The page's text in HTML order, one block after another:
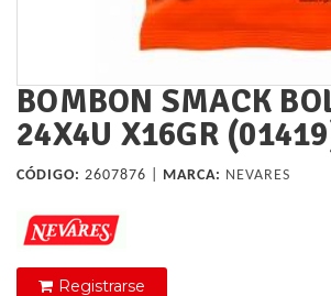
BOMBON SMACK
24X4U X16GR
CÓDIGO: 2607876 | MARCA: NEVARES
Registrarse